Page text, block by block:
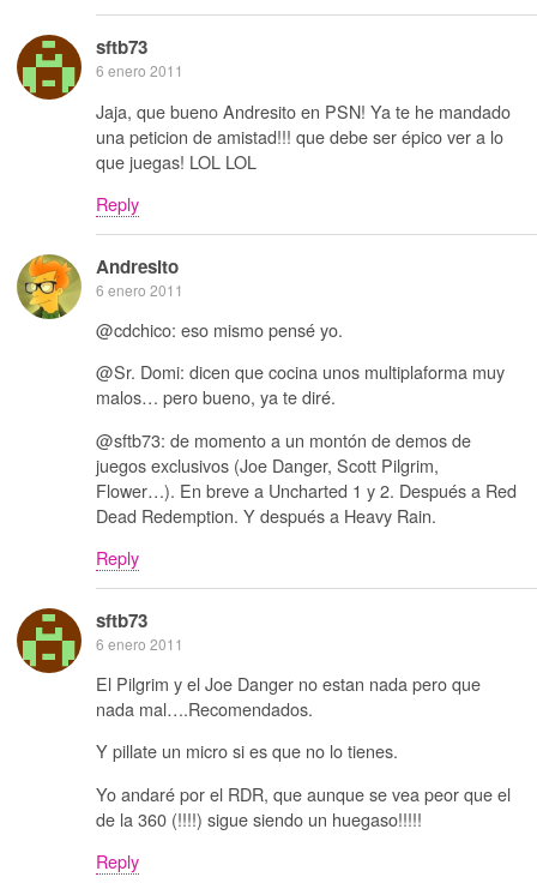
sftb73
6 enero 2011
Jaja, que bueno Andresito en PSN! Ya te he mandado
una peticion de amistad!!! que debe ser épico ver a lo
que juegas! LOL LOL
Reply
Andresito
6 enero 2011
@cdchico: eso mismo pensé yo.
@Sr. Domi: dicen que cocina unos multiplaforma muy
malos… pero bueno, ya te diré.
@sftb73: de momento a un montón de demos de
juegos exclusivos (Joe Danger, Scott Pilgrim,
Flower…). En breve a Uncharted 1 y 2. Después a Red
Dead Redemption. Y después a Heavy Rain.
Reply
sftb73
6 enero 2011
El Pilgrim y el Joe Danger no estan nada pero que
nada mal….Recomendados.
Y pillate un micro si es que no lo tienes.
Yo andaré por el RDR, que aunque se vea peor que el
de la 360 (!!!!) sigue siendo un huegaso!!!!!
Reply